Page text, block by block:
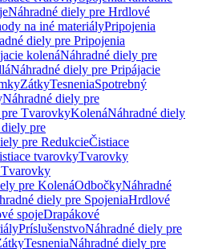
Náhradné diely pre Hrdlové
na iné materiályPripojenia
diely pre Pripojenia
kolenáNáhradné diely pre
Náhradné diely pre Pripájacie
ZátkyTesneniaSpotrebný
Náhradné diely pre
TvarovkyKolenáNáhradné diely
pre
pre RedukcieČistiace
tvarovkyTvarovky
pre KolenáOdbočkyNáhradné
diely pre SpojeniaHrdlové
spojeDrapákové
PríslušenstvoNáhradné diely pre
TesneniaNáhradné diely pre